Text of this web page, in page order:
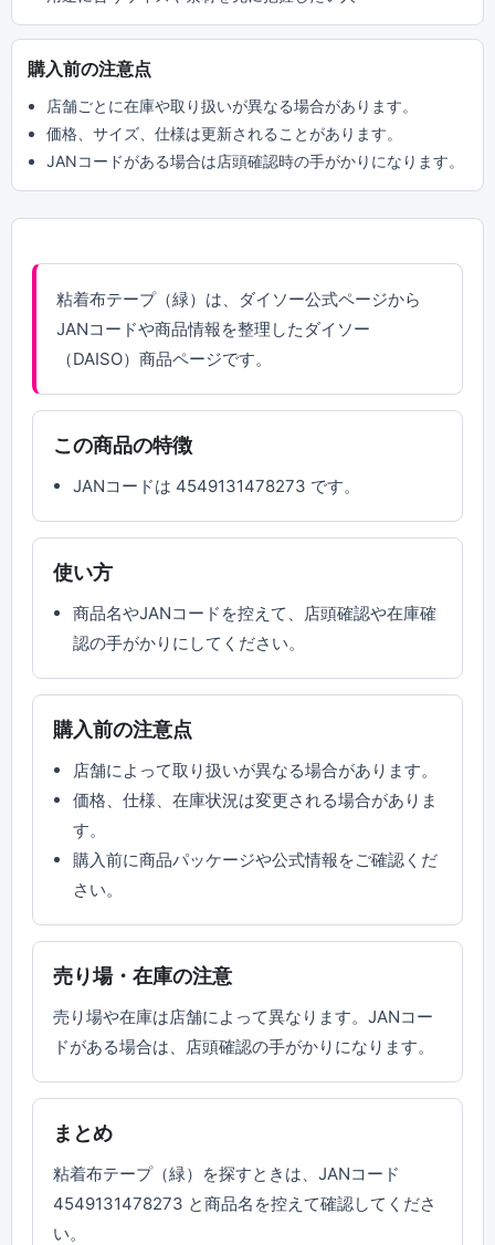
購入前の注意点
店舗ごとに在庫や取り扱いが異なる場合があります。
価格、サイズ、仕様は更新されることがあります。
JANコードがある場合は店頭確認時の手がかりになります。
粘着布テープ（緑）は、ダイソー公式ページから
JANコードや商品情報を整理したダイソー
（DAISO）商品ページです。
この商品の特徴
JANコードは 4549131478273 です。
使い方
商品名やJANコードを控えて、店頭確認や在庫確
認の手がかりにしてください。
購入前の注意点
店舗によって取り扱いが異なる場合があります。
価格、仕様、在庫状況は変更される場合がありま
す。
購入前に商品パッケージや公式情報をご確認くだ
さい。
売り場・在庫の注意
売り場や在庫は店舗によって異なります。JANコー
ドがある場合は、店頭確認の手がかりになります。
まとめ
粘着布テープ（緑）を探すときは、JANコード
4549131478273 と商品名を控えて確認してくださ
い。